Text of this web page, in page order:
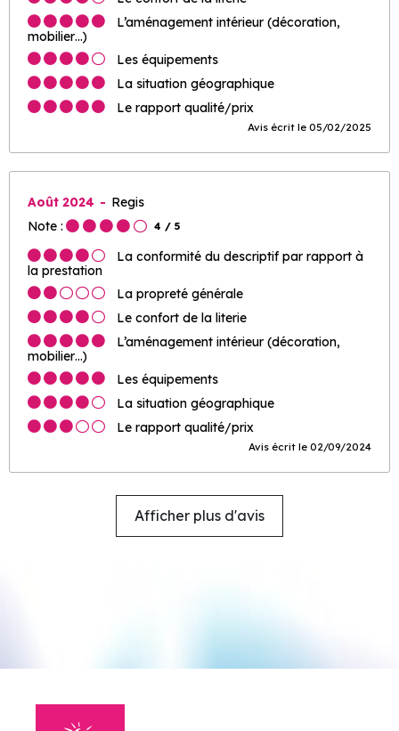
L’aménagement intérieur (décoration,
mobilier…)
Les équipements
La situation géographique
Le rapport qualité/prix
Avis écrit le 05/02/2025
Août 2024
Regis
Note :
4 / 5
La conformité du descriptif par rapport à
la prestation
La propreté générale
Le confort de la literie
L’aménagement intérieur (décoration,
mobilier…)
Les équipements
La situation géographique
Le rapport qualité/prix
Avis écrit le 02/09/2024
Afficher plus d'avis